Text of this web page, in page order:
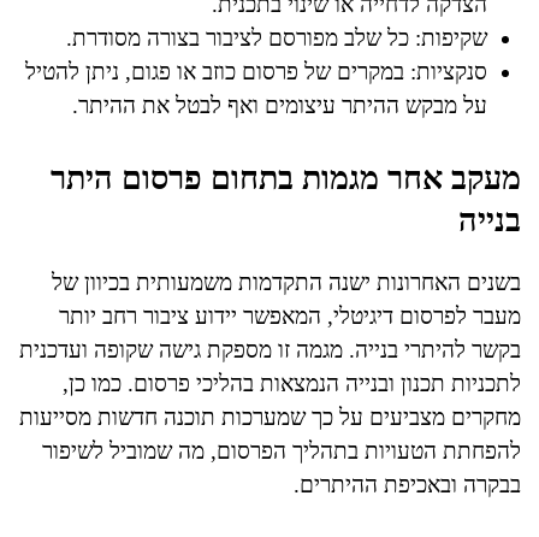
שקיפות: כל שלב מפורסם לציבור בצורה מסודרת.
סנקציות: במקרים של פרסום כוזב או פגום, ניתן להטיל
על מבקש ההיתר עיצומים ואף לבטל את ההיתר.
מעקב אחר מגמות בתחום פרסום היתר
בנייה
בשנים האחרונות ישנה התקדמות משמעותית בכיוון של
מעבר לפרסום דיגיטלי, המאפשר יידוע ציבור רחב יותר
בקשר להיתרי בנייה. מגמה זו מספקת גישה שקופה ועדכנית
לתכניות תכנון ובנייה הנמצאות בהליכי פרסום. כמו כן,
מחקרים מצביעים על כך שמערכות תוכנה חדשות מסייעות
להפחתת הטעויות בתהליך הפרסום, מה שמוביל לשיפור
בבקרה ובאכיפת ההיתרים.